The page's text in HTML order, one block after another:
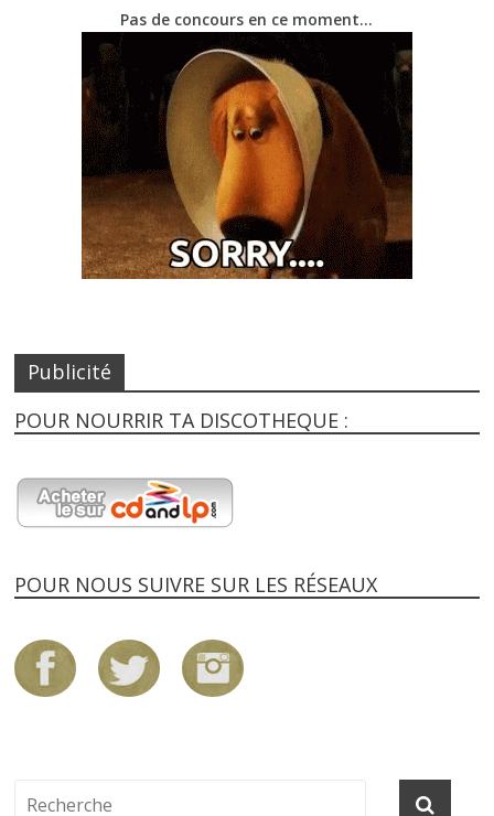
Pas de concours en ce moment…
Publicité
POUR NOURRIR TA DISCOTHEQUE :
POUR NOUS SUIVRE SUR LES RÉSEAUX